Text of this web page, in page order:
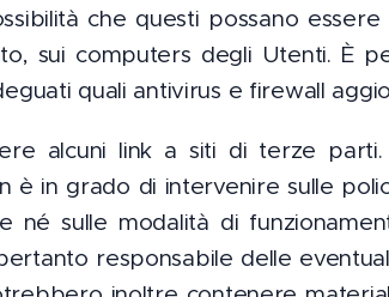
che questi possano
sui computers degli Utenti. È
quali antivirus e firewall
alcuni link a siti di terze
è in grado di intervenire sulle
né sulle modalità di
responsabile delle